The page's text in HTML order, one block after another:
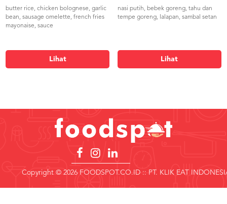
butter rice, chicken bolognese, garlic
bean, sausage omelette, french fries
mayonaise, sauce
Lihat
nasi putih, bebek goreng, tahu dan
tempe goreng, lalapan, sambal setan
Lihat
Copyright © 2026 FOODSPOT.CO.ID :: PT. KLIK EAT